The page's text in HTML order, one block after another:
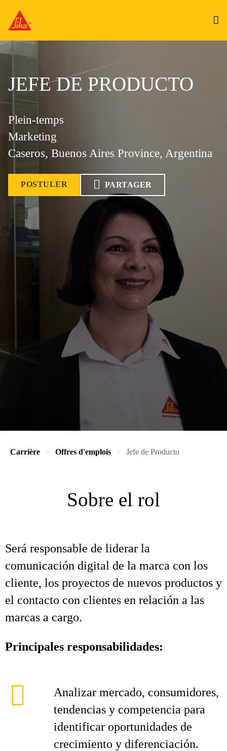
JEFE DE PRODUCTO
Plein-temps
Marketing
Caseros, Buenos Aires Province, Argentina
POSTULER PARTAGER
Carrière Offres d'emplois Jefe de Producto
Sobre el rol
Será responsable de liderar la
comunicación digital de la marca con los
cliente, los proyectos de nuevos productos y
el contacto con clientes en relación a las
marcas a cargo.
Principales responsabilidades:
Analizar mercado, consumidores,
tendencias y competencia para
identificar oportunidades de
crecimiento y diferenciación.